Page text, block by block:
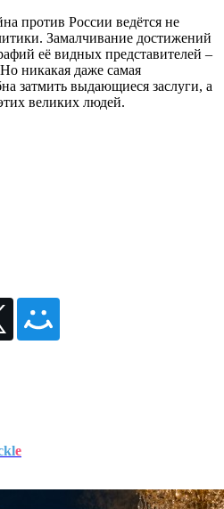
против России ведётся не
Замалчивание достижений
её видных представителей –
никакая даже самая
затмить выдающиеся заслуги, а
великих людей.
e